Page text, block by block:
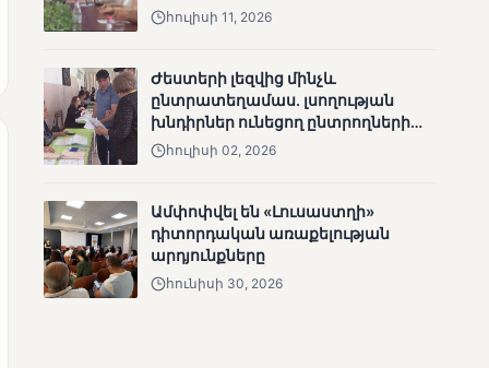
ՄՈՒՆԵՏԻԿ
Մատչելի
ընտրություններ՝ դեռևս
դիտորդական
առաքելության
արդյունքները
քաղաքական նպատակ
հուլիսի 11, 2026
Ժեստերի լեզվից մինչև
ընտրատեղամաս. լսողության
խնդիրներ ունեցող ընտրողների
ճանապարհը
հուլիսի 02, 2026
Ամփոփվել են «Լուսաստղի»
դիտորդական առաքելության
արդյունքները
հունիսի 30, 2026